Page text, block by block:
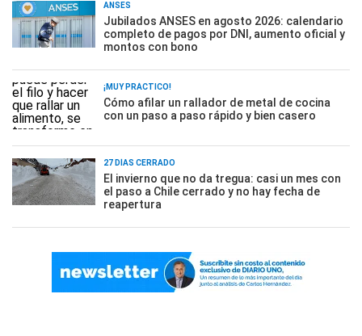
ANSES
Jubilados ANSES en agosto 2026: calendario
completo de pagos por DNI, aumento oficial y
montos con bono
¡MUY PRÁCTICO!
Cómo afilar un rallador de metal de cocina
con un paso a paso rápido y bien casero
27 DÍAS CERRADO
El invierno que no da tregua: casi un mes con
el paso a Chile cerrado y no hay fecha de
reapertura